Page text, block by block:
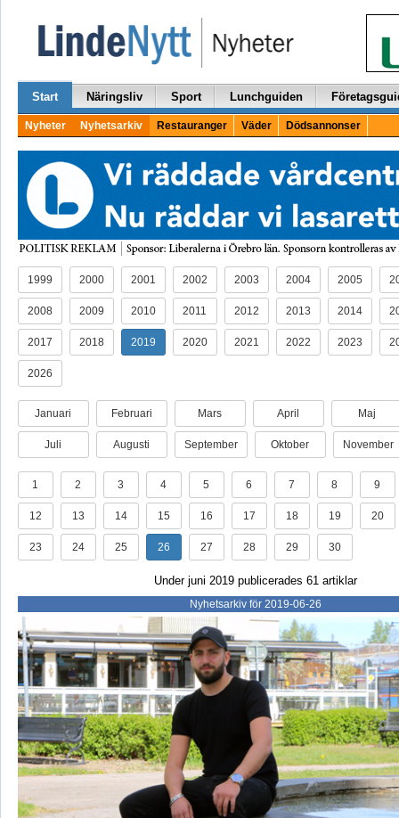
Start Näringsliv Sport Lunchguiden
Nyheter Nyhetsarkiv Restauranger Väder Dödsannonser
1999 2000 2001 2002 2003 2004 2005
2008 2009 2010 2011 2012 2013 2014
2017 2018 2019 2020 2021 2022 2023
2026
Januari Februari Mars April Maj
Juli Augusti September Oktober November
1 2 3 4 5 6 7 8 9
12 13 14 15 16 17 18 19 20
23 24 25 26 27 28 29 30
Under juni 2019 publicerades 61 artiklar
Nyhetsarkiv för 2019-06-26